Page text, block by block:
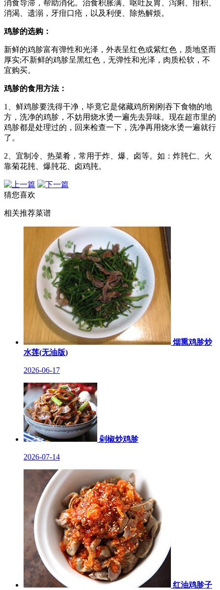
消食导滞，帮助消化。治食积胀满、呕吐反胃、泻痢、疳积、
消渴、遗溺，牙疳口疮，以及利便、除热解烦。
鸡胗的选购：
新鲜的鸡胗富有弹性和光泽，外表呈红色或紫红色，质地坚而
厚实;不新鲜的鸡胗呈黑红色，无弹性和光泽，肉质松软，不
宜购买。
鸡胗的食用方法：
1、鲜鸡胗要洗得干净，毕竟它是储藏鸡所刚刚吞下食物的地
方，洗净的鸡胗，不妨用烧水烫一遍先去异味。现在超市里的
鸡胗都是处理过的，回来检查一下，洗净再用烧水烫一遍就行
了。
2、宜制冷、热菜肴，常用于炸、爆、卤等。如：炸肫仁、火
靠菊花肫、爆肫花、卤鸡肫。
猜您喜欢
相关推荐菜谱
烟熏鸡胗炒
水莲(无油版)
2026-06-17
剁椒炒鸡胗
2026-07-14
红油鸡胗子